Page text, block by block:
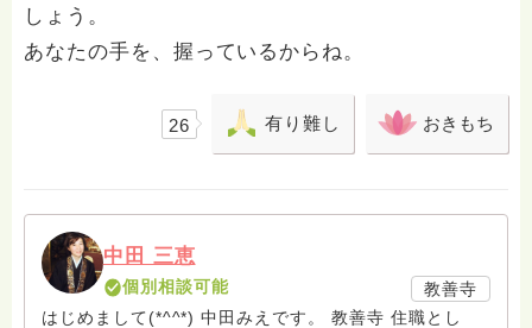
しょう。
あなたの手を、握っているからね。
26 有り難し おきもち
中田 三恵
個別相談可能
教善寺
はじめまして(*^^*) 中田みえです。 教善寺 住職とし